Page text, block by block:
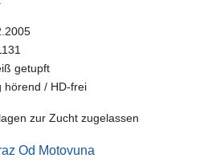
getupft
hörend / HD-frei
zur Zucht zugelassen
Od Motovuna